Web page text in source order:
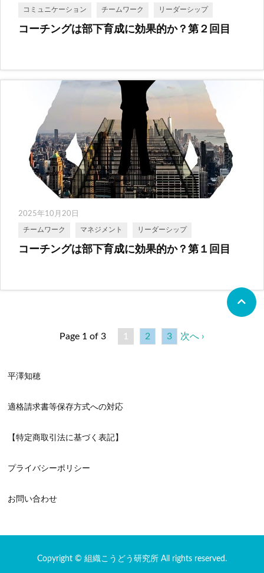
コミュニケーション チームワーク リーダーシップ
コーチングは部下育成に効果的か？第２回目
2025年10月20日
チームワーク マネジメント リーダーシップ
コーチングは部下育成に効果的か？第１回目
Page 1 of 3 1 2 3 次へ ›
平澤知穂
適格請求書等保存方式への対応
【特定商取引法に基づく表記】
プライバシーポリシー
お問い合わせ
Copyright © 組織こうどう研究所 All rights reserved.